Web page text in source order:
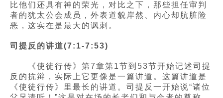
比他们还具有神的荣光，对比之下，那些担任审判
者的犹太公会成员，外表道貌岸然、内心却肮脏险
恶，这实在是最大的讽刺。
司提反的讲道(7:1-7:53)
《使徒行传》第7章第1节到53节开始记述司提
反的抗辩，实际上它更像是一篇讲道。这篇讲道是
《使徒行传》里最长的讲道。司提反一开始说“诸位